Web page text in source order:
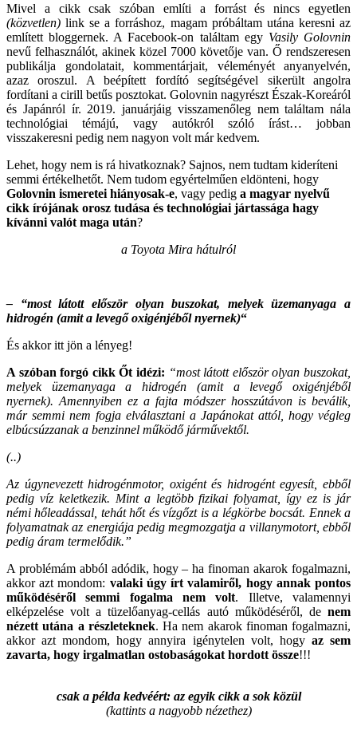
Mivel a cikk csak szóban említi a forrást és nincs egyetlen
(közvetlen) link se a forráshoz, magam próbáltam utána keresni az
említett bloggernek. A Facebook-on találtam egy Vasily Golovnin
nevű felhasználót, akinek közel 7000 követője van. Ő rendszeresen
publikálja gondolatait, kommentárjait, véleményét anyanyelvén,
azaz oroszul. A beépített fordító segítségével sikerült angolra
fordítani a cirill betűs posztokat. Golovnin nagyrészt Észak-Koreáról
és Japánról ír. 2019. januárjáig visszamenőleg nem találtam nála
technológiai témájú, vagy autókról szóló írást… jobban
visszakeresni pedig nem nagyon volt már kedvem.
Lehet, hogy nem is rá hivatkoznak? Sajnos, nem tudtam kideríteni
semmi értékelhetőt. Nem tudom egyértelműen eldönteni, hogy
Golovnin ismeretei hiányosak-e, vagy pedig a magyar nyelvű
cikk írójának orosz tudása és technológiai jártassága hagy
kívánni valót maga után?
a Toyota Mira hátulról
– “most látott először olyan buszokat, melyek üzemanyaga a
hidrogén (amit a levegő oxigénjéből nyernek)“
És akkor itt jön a lényeg!
A szóban forgó cikk Őt idézi: “most látott először olyan buszokat,
melyek üzemanyaga a hidrogén (amit a levegő oxigénjéből
nyernek). Amennyiben ez a fajta módszer hosszútávon is beválik,
már semmi nem fogja elválasztani a Japánokat attól, hogy végleg
elbúcsúzzanak a benzinnel működő járművektől.
(..)
Az úgynevezett hidrogénmotor, oxigént és hidrogént egyesít, ebből
pedig víz keletkezik. Mint a legtöbb fizikai folyamat, így ez is jár
némi hőleadással, tehát hőt és vízgőzt is a légkörbe bocsát. Ennek a
folyamatnak az energiája pedig megmozgatja a villanymotort, ebből
pedig áram termelődik.”
A problémám abból adódik, hogy – ha finoman akarok fogalmazni,
akkor azt mondom: valaki úgy írt valamiről, hogy annak pontos
működéséről semmi fogalma nem volt. Illetve, valamennyi
elképzelése volt a tüzelőanyag-cellás autó működéséről, de nem
nézett utána a részleteknek. Ha nem akarok finoman fogalmazni,
akkor azt mondom, hogy annyira igénytelen volt, hogy az sem
zavarta, hogy irgalmatlan ostobaságokat hordott össze!!!
csak a példa kedvéért: az egyik cikk a sok közül
(kattints a nagyobb nézethez)